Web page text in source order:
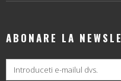
ABONARE LA